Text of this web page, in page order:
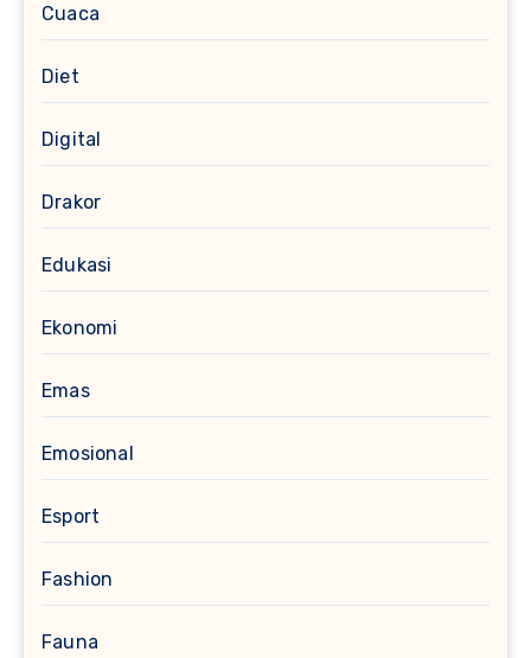
Cuaca
Diet
Digital
Drakor
Edukasi
Ekonomi
Emas
Emosional
Esport
Fashion
Fauna